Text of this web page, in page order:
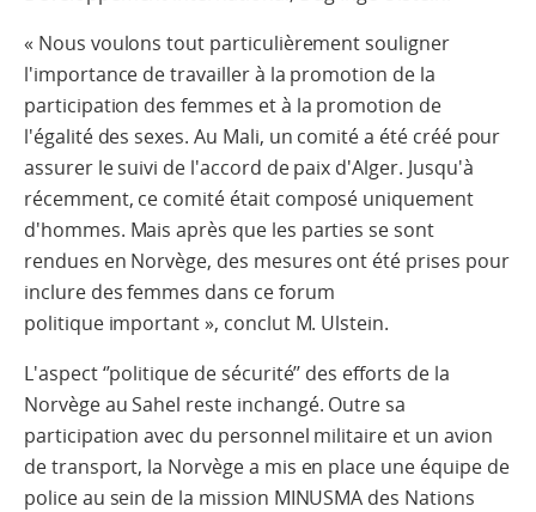
« Nous voulons tout particulièrement souligner
l'importance de travailler à la promotion de la
participation des femmes et à la promotion de
l'égalité des sexes. Au Mali, un comité a été créé pour
assurer le suivi de l'accord de paix d'Alger. Jusqu'à
récemment, ce comité était composé uniquement
d'hommes. Mais après que les parties se sont
rendues en Norvège, des mesures ont été prises pour
inclure des femmes dans ce forum
politique important », conclut M. Ulstein.
L'aspect ‘’politique de sécurité’’ des efforts de la
Norvège au Sahel reste inchangé. Outre sa
participation avec du personnel militaire et un avion
de transport, la Norvège a mis en place une équipe de
police au sein de la mission MINUSMA des Nations